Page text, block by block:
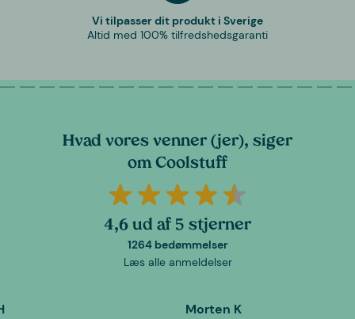
Vi tilpasser dit produkt i Sverige
Altid med 100% tilfredshedsgaranti
Hvad vores venner (jer), siger
om Coolstuff
4,6 ud af 5 stjerner
1264 bedømmelser
Læs alle anmeldelser
Morten K